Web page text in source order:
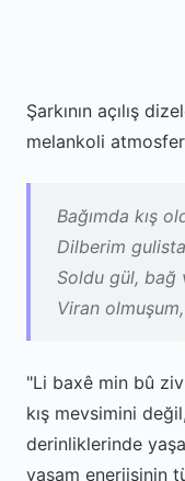
Şarkının açılış
melankoli
Bağımda kış
Dilberim
Soldu gül, bağ
Viran olmuşum,
"Li baxê min bû
kış mevsimini
derinliklerinde
yaşam enerjisinin